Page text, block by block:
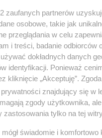
zaufanych partnerów
osobowe, takie jak
przeglądania w celu
i treści, badanie odbiorców
dokładnych danych
identyfikacji. Ponieważ
kliknięcie „Akceptuję”.
znajdujący się w
zgody użytkownika,
zastosowania tylko na tej
świadomie i